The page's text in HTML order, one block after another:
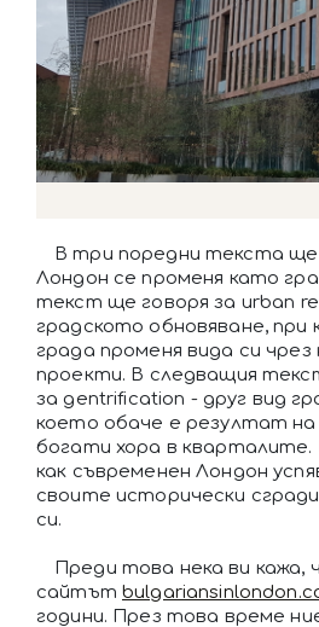
В три поредни текста ще
Лондон се променя като
текст ще говоря за urban
градското обновяване,
града променя вида си
проекти. В следващия
за gentrification - друг вид
което обаче е резултат
богати хора в
как съвременен Лондон
своите исторически
си.
Преди това нека ви кажа,
сайтът
години. През това време